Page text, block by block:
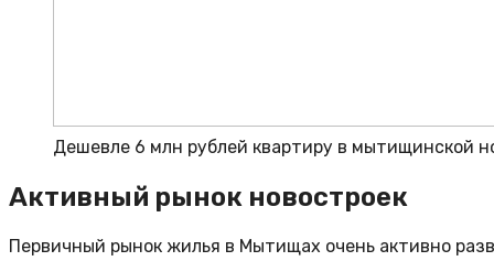
Дешевле 6 млн рублей квартиру в мытищинской
Активный рынок новостроек
Первичный рынок жилья в Мытищах очень активно